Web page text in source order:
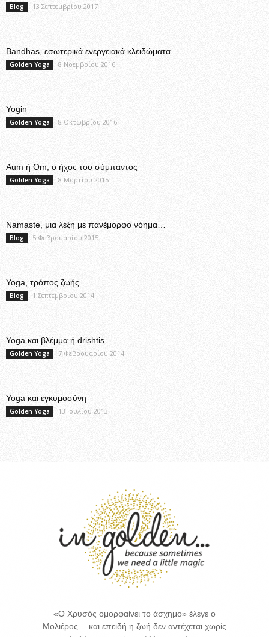
Blog 13 Σεπτεμβρίου 2017
Bandhas, εσωτερικά ενεργειακά κλειδώματα
Golden Yoga 8 Νοεμβρίου 2016
Yogin
Golden Yoga 8 Οκτωβρίου 2016
Aum ή Om, ο ήχος του σύμπαντος
Golden Yoga 8 Μαρτίου 2015
Namaste, μια λέξη με πανέμορφο νόημα…
Blog 5 Φεβρουαρίου 2015
Yoga, τρόπος ζωής..
Blog 1 Σεπτεμβρίου 2014
Yoga και βλέμμα ή drishtis
Golden Yoga 7 Φεβρουαρίου 2014
Yoga και εγκυμοσύνη
Golden Yoga 13 Ιουλίου 2013
«Ο Χρυσός ομορφαίνει το άσχημο» έλεγε ο
Μολιέρος… και επειδή η ζωή δεν αντέχεται χωρίς